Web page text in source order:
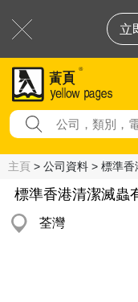
立
主頁 > 公司資料 > 標準香
標準香港清潔滅蟲
荃灣